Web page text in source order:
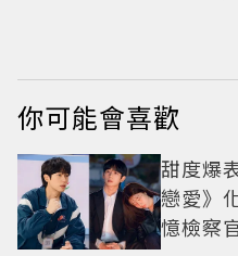
你可能會喜歡
甜度爆
戀愛》
憶檢察